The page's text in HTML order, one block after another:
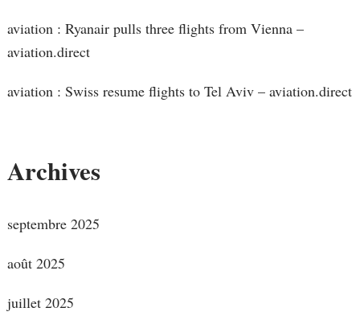
aviation : Ryanair pulls three flights from Vienna –
aviation.direct
aviation : Swiss resume flights to Tel Aviv – aviation.direct
Archives
septembre 2025
août 2025
juillet 2025